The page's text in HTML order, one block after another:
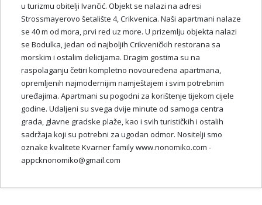
u turizmu obitelji Ivančić. Objekt se nalazi na adresi
Strossmayerovo šetalište 4, Crikvenica. Naši apartmani nalaze
se 40 m od mora, prvi red uz more. U prizemlju objekta nalazi
se Bodulka, jedan od najboljih Crikveničkih restorana sa
morskim i ostalim delicijama. Dragim gostima su na
raspolaganju četiri kompletno novouređena apartmana,
opremljenih najmodernijim namještajem i svim potrebnim
uređajima. Apartmani su pogodni za korištenje tijekom cijele
godine. Udaljeni su svega dvije minute od samoga centra
grada, glavne gradske plaže, kao i svih turističkih i ostalih
sadržaja koji su potrebni za ugodan odmor. Nositelji smo
oznake kvalitete Kvarner family www.nonomiko.com -
appcknonomiko@gmail.com